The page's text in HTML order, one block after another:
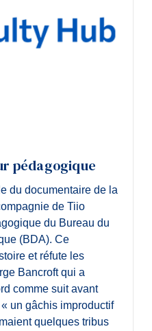
pédagogique
du documentaire de la
de Tiio
du Bureau du
(BDA). Ce
et réfute les
Bancroft qui a
comme suit avant
un gâchis improductif
quelques tribus